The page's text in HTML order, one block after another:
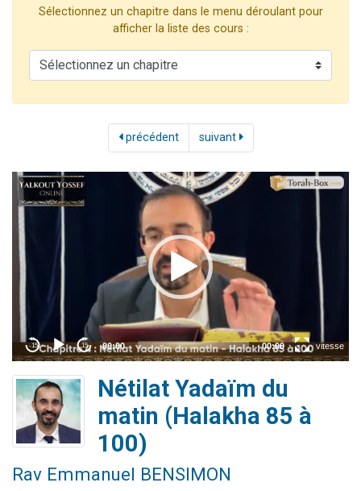
2 personnes viennent de nous rejoindre sur WhatsApp
Il reste 49 places pour étudier en groupe sur Zoom
Sélectionnez un chapitre dans le menu déroulant pour
afficher la liste des cours :
précédent suivant
Nétilat Yadaïm du
matin (Halakha 85 à
100)
Rav Emmanuel BENSIMON